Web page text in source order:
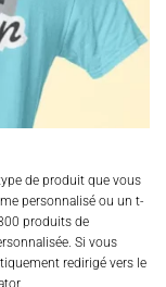
page
du
produit
de produit que vous
personnalisé ou un t-
produits de
Si vous
redirigé vers le